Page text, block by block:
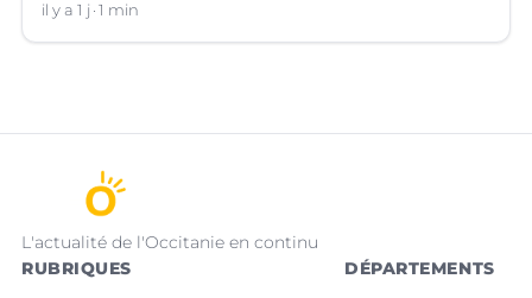
il y a 1 j 1 min
L'actualité de l'Occitanie en continu
RUBRIQUES
DÉPARTEMENTS